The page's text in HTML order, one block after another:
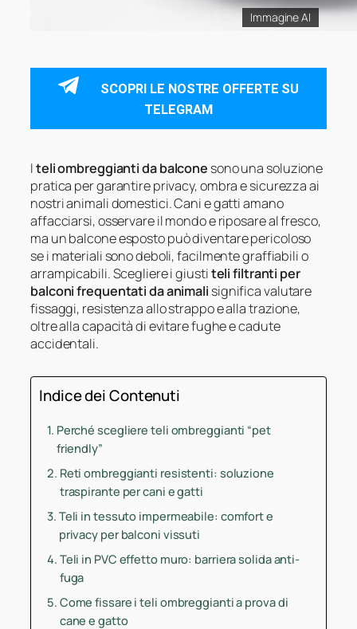
Immagine AI
SCOPRI LE NOSTRE OFFERTE SU
TELEGRAM
Iteli ombreggianti da balcone sono una soluzione
pratica per garantire privacy, ombra e sicurezza ai
nostri animali domestici. Cani e gatti amano
affacciarsi, osservare il mondo e riposare al fresco,
ma un balcone esposto può diventare pericoloso
se i materiali sono deboli, facilmente graffiabili o
arrampicabili. Scegliere i giustiteli filtranti per
balconi frequentati da animali significa valutare
fissaggi, resistenza allo strappo e alla trazione,
oltre alla capacità di evitare fughe e cadute
accidentali.
Indice dei Contenuti
Perché scegliere teli ombreggianti “pet
friendly”
Reti ombreggianti resistenti: soluzione
traspirante per cani e gatti
Teli in tessuto impermeabile: comfort e
privacy per balconi vissuti
Teli in PVC effetto muro: barriera solida anti-
fuga
Come fissare i teli ombreggianti a prova di
cane e gatto